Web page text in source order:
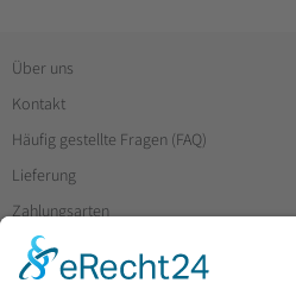
Über uns
Kontakt
Häufig gestellte Fragen (FAQ)
Lieferung
Zahlungsarten
Widerruf & Rücksendung